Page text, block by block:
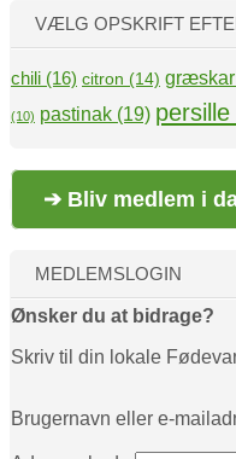
VÆLG OPSKRIFT
chili (16) citron (14) græskar
(10) pastinak (19) persille
➔ Bliv medlem i
MEDLEMSLOGIN
Ønsker du at bidrage?
Skriv til din lokale
Brugernavn eller e-